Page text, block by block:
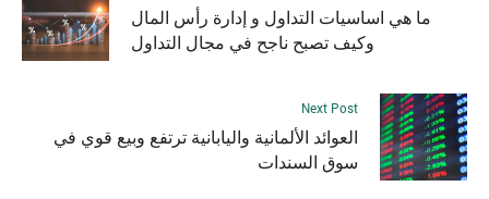
ما هي اساسيات التداول و إدارة رأس المال
Next Post
العوائد الألمانية واليابانية ترتفع وبيع قوي في
سوق السندات